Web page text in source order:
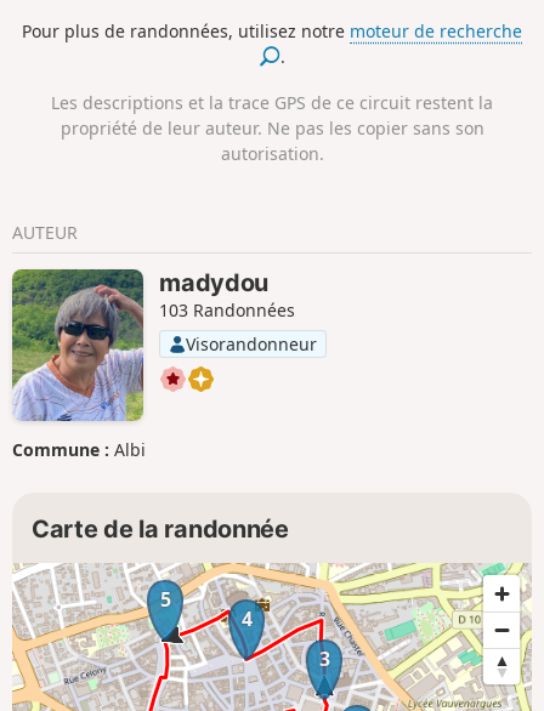
de nombreux abris et grottes. Enfin, un petit détours vers
les carrières de Bibémus et ses roches taillées couleur ocre.
Pour plus de randonnées, utilisez notre moteur de recherche
.
Les descriptions et la trace GPS de ce circuit restent la
propriété de leur auteur. Ne pas les copier sans son
autorisation.
AUTEUR
madydou
103 Randonnées
Visorandonneur
Commune : Albi
Carte de la randonnée
3
4
5